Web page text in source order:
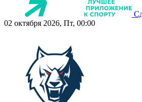
02 октября 2026, Пт, 00:00